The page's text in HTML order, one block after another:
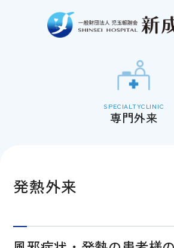
専門外来
発熱外来